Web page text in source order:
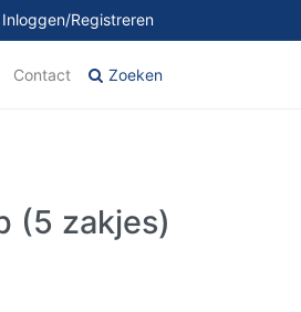
Inloggen/Registreren
Contact Zoeken
(5 zakjes)